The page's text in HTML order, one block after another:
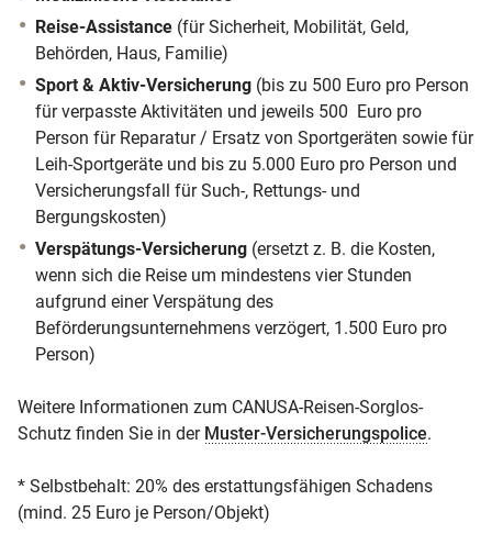
Reise-Assistance ​​​​​​​ (für Sicherheit, Mobilität, Geld,
Behörden, Haus, Familie)
Sport & Aktiv-Versicherung (bis zu 500 Euro pro Person
für verpasste Aktivitäten und jeweils 500 Euro pro
Person für Reparatur / Ersatz von Sportgeräten sowie für
Leih-Sportgeräte und bis zu 5.000 Euro pro Person und
Versicherungsfall für Such-, Rettungs- und
Bergungskosten)
Verspätungs-Versicherung (ersetzt z. B. die Kosten,
wenn sich die Reise um mindestens vier Stunden
aufgrund einer Verspätung des
Beförderungsunternehmens verzögert, 1.500 Euro pro
Person)
Weitere Informationen zum CANUSA-Reisen-Sorglos-
Schutz finden Sie in der Muster-Versicherungspolice.
* Selbstbehalt: 20% des erstattungsfähigen Schadens
(mind. 25 Euro je Person/Objekt)